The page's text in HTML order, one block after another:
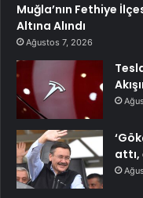
Muğla’nın Fethiye
Altına Alındı
Ağustos 7, 2026